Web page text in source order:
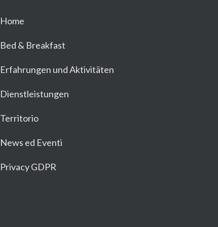
Home
Bed & Breakfast
Erfahrungen und Aktivitäten
Dienstleistungen
Territorio
News ed Eventi
Privacy GDPR